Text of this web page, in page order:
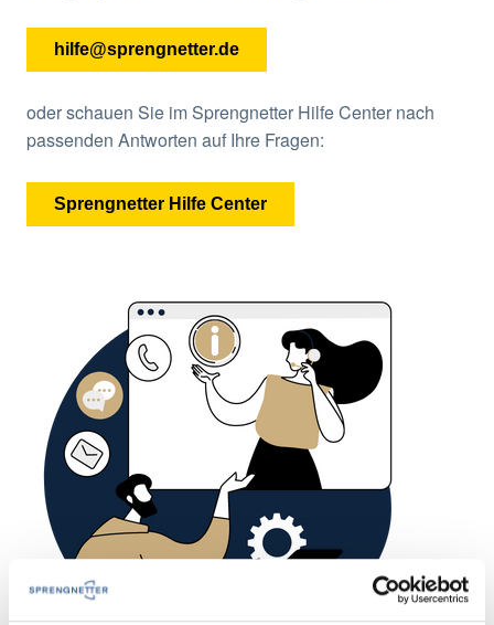
hilfe@sprengnetter.de
oder schauen Sie im Sprengnetter Hilfe Center nach
passenden Antworten auf Ihre Fragen:
Sprengnetter Hilfe Center